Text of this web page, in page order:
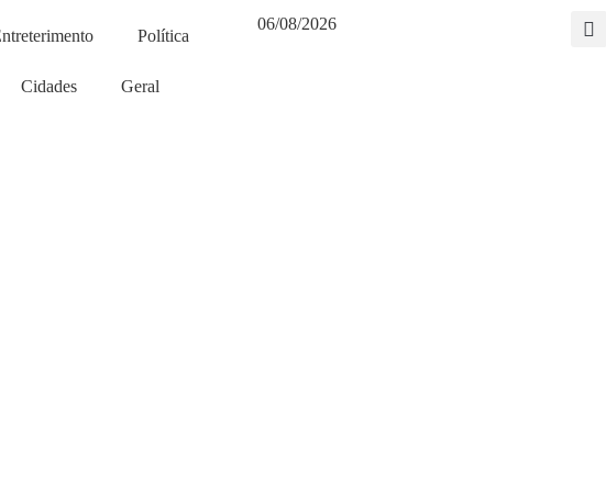
Política
Cidades Geral
06/08/2026